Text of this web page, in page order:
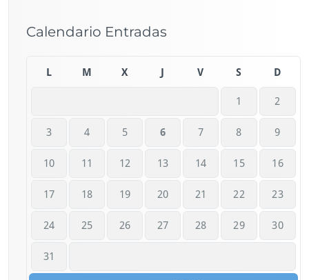
Calendario Entradas
L M X V S D
1 2
3 4 5 6 7 8 9
10 11 12 13 14 15 16
17 18 19 20 21 22 23
24 25 26 27 28 29 30
31